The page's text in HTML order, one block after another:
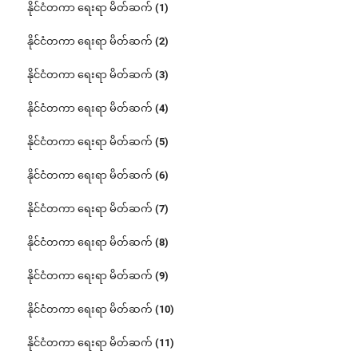
နိုင်ငံတကာ ရေးရာ မိတ်ဆက် (1)
နိုင်ငံတကာ ရေးရာ မိတ်ဆက် (2)
နိုင်ငံတကာ ရေးရာ မိတ်ဆက် (3)
နိုင်ငံတကာ ရေးရာ မိတ်ဆက် (4)
နိုင်ငံတကာ ရေးရာ မိတ်ဆက် (5)
နိုင်ငံတကာ ရေးရာ မိတ်ဆက် (6)
နိုင်ငံတကာ ရေးရာ မိတ်ဆက် (7)
နိုင်ငံတကာ ရေးရာ မိတ်ဆက် (8)
နိုင်ငံတကာ ရေးရာ မိတ်ဆက် (9)
နိုင်ငံတကာ ရေးရာ မိတ်ဆက် (10)
နိုင်ငံတကာ ရေးရာ မိတ်ဆက် (11)